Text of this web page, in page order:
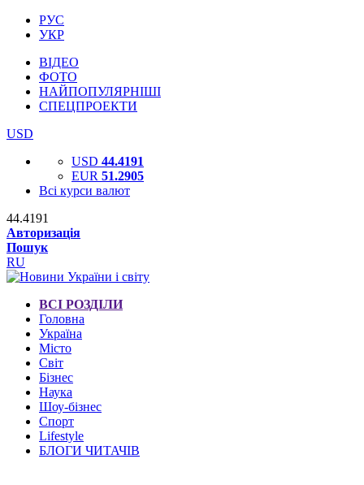
РУС
УКР
ВІДЕО
ФОТО
НАЙПОПУЛЯРНІШІ
СПЕЦПРОЕКТИ
USD
USD 44.4191
EUR 51.2905
Всі курси валют
44.4191
Авторизація
Пошук
RU
ВСІ РОЗДІЛИ
Головна
Україна
Місто
Світ
Бізнес
Наука
Шоу-бізнес
Спорт
Lifestyle
БЛОГИ ЧИТАЧІВ